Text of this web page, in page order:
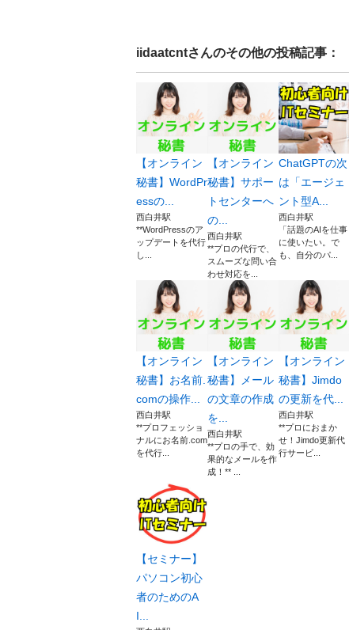
iidaatcntさんのその他の投稿記事：
【オンライン
秘書】WordPr
essの...
西白井駅
**WordPressのア
ップデートを代行
し...
【オンライン
秘書】サポー
トセンターへ
の...
西白井駅
**プロの代行で、
スムーズな問い合
わせ対応を...
ChatGPTの次
は「エージェ
ント型A...
西白井駅
「話題のAIを仕事
に使いたい。で
も、自分のパ...
【オンライン
秘書】お名前.
comの操作...
西白井駅
**プロフェッショ
ナルにお名前.com
を代行...
【オンライン
秘書】メール
の文章の作成
を...
西白井駅
**プロの手で、効
果的なメールを作
成！** ...
【オンライン
秘書】Jimdo
の更新を代...
西白井駅
**プロにおまか
せ！Jimdo更新代
行サービ...
【セミナー】
パソコン初心
者のためのA
I...